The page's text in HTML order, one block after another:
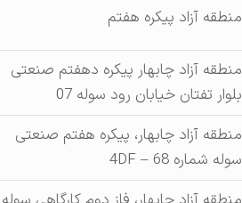
منطقه آزاد پیکره هفتم
منطقه آزاد چابهار پیکره دهفتم صنعتی
بلوار تفتان خیابان رود سوله 07
منطقه آزاد چابهار، پیکره هفتم صنعتی
سوله شماره 4DF – 68